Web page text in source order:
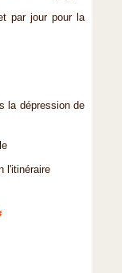
par jour pour la
la dépression de
l'itinéraire